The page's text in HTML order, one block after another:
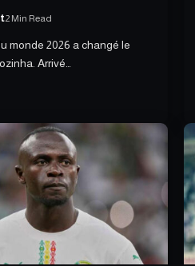
2 Min Read
monde 2026 a changé le
Arrivé…